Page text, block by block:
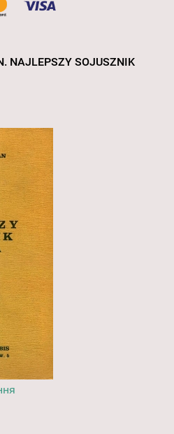
NAJLEPSZY SOJUSZNIK